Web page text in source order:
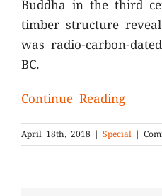
Buddha in the third
timber structure
was radio-carbon-
BC.
Continue Reading
April 18th, 2018 | Special |